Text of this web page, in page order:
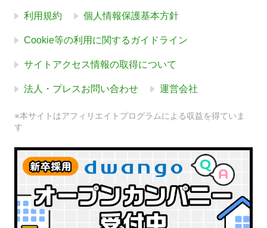
利用規約 個人情報保護基本方針
Cookie等の利用に関するガイドライン
サイトアクセス情報の取得について
法人・プレスお問い合わせ 運営会社
※本サイトはアフィリエイトプログラムによる収益を得ていま
す